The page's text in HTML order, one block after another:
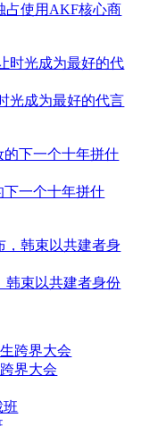
占使用AKF核心商
光成为最好的代言
下一个十年拼什
韩束以共建者身份
界大会